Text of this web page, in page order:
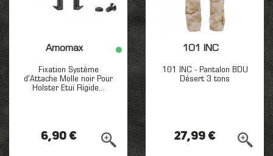
Amomax
Fixation Système
d'Attache Molle noir Pour
Holster Etui Rigide...
6,90 €
101 INC
101 INC - Pantalon BDU
Désert 3 tons
27,99 €